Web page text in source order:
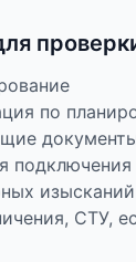
по
подключения
изысканий
СТУ,